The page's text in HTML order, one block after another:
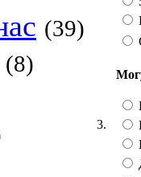
(39)
(8)
3.